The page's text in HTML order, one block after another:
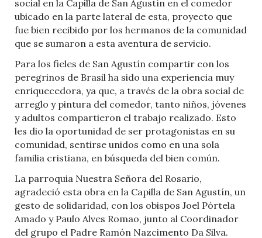
social en la Capilla de San Agustín en el comedor
ubicado en la parte lateral de esta, proyecto que
fue bien recibido por los hermanos de la comunidad
que se sumaron a esta aventura de servicio.
Para los fieles de San Agustín compartir con los
peregrinos de Brasil ha sido una experiencia muy
enriquecedora, ya que, a través de la obra social de
arreglo y pintura del comedor, tanto niños, jóvenes
y adultos compartieron el trabajo realizado. Esto
les dio la oportunidad de ser protagonistas en su
comunidad, sentirse unidos como en una sola
familia cristiana, en búsqueda del bien común.
La parroquia Nuestra Señora del Rosario,
agradeció esta obra en la Capilla de San Agustín, un
gesto de solidaridad, con los obispos Joel Pórtela
Amado y Paulo Alves Romao, junto al Coordinador
del grupo el Padre Ramón Nazcimento Da Silva.